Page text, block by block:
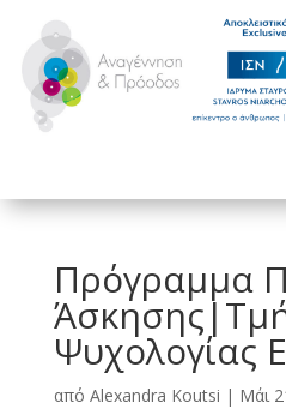
Πρόγραμμα
Ψυχολογίας
από Alexandra Koutsi | Μάι